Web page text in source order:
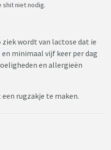
shit niet nodig.
wordt van lactose dat ie
minimaal vijf keer per dag
en allergieën
rugzakje te maken.